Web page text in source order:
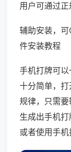
用户可通过正
辅助安装，
件安装教程
手机打牌可以
十分简单，
规律，只需
生成出手机
或者使用手机